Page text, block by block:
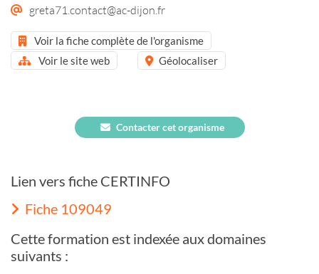
greta71.contact@ac-dijon.fr
Voir la fiche complète de l'organisme
Voir le site web
Géolocaliser
Contacter cet organisme
Lien vers fiche CERTINFO
Fiche 109049
Cette formation est indexée aux domaines
suivants :